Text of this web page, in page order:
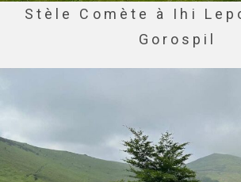
Stèle Comète à Ihi
Gorospil